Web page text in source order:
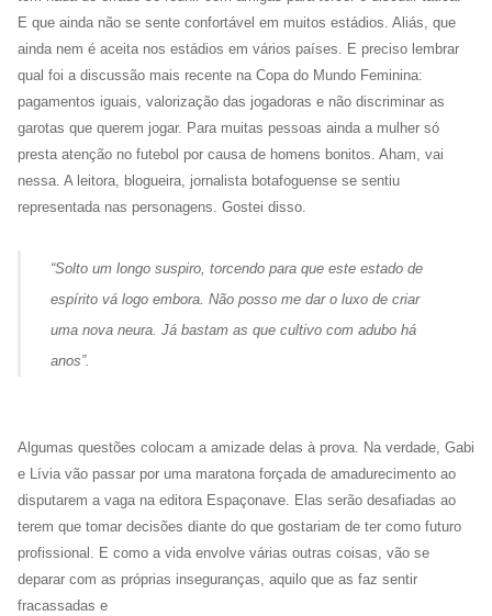
E que ainda não se sente confortável em muitos estádios. Aliás, que
ainda nem é aceita nos estádios em vários países. E preciso lembrar
qual foi a discussão mais recente na Copa do Mundo Feminina:
pagamentos iguais, valorização das jogadoras e não discriminar as
garotas que querem jogar. Para muitas pessoas ainda a mulher só
presta atenção no futebol por causa de homens bonitos. Aham, vai
nessa. A leitora, blogueira, jornalista botafoguense se sentiu
representada nas personagens. Gostei disso.
“Solto um longo suspiro, torcendo para que este estado de
espírito vá logo embora. Não posso me dar o luxo de criar
uma nova neura. Já bastam as que cultivo com adubo há
anos”.
Algumas questões colocam a amizade delas à prova. Na verdade, Gabi
e Lívia vão passar por uma maratona forçada de amadurecimento ao
disputarem a vaga na editora Espaçonave. Elas serão desafiadas ao
terem que tomar decisões diante do que gostariam de ter como futuro
profissional. E como a vida envolve várias outras coisas, vão se
deparar com as próprias inseguranças, aquilo que as faz sentir
fracassadas e